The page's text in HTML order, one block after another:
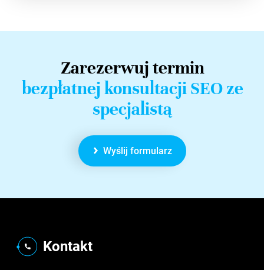
Zarezerwuj termin
bezpłatnej konsultacji SEO ze
specjalistą
Wyślij formularz
Kontakt